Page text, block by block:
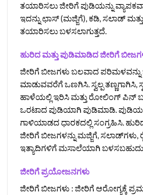
ತಯಾರಿಸಲು ಜೀರಿಗೆ ಪುಡಿಯನ್ನು
ಇದನ್ನು ಛಾಸ್ (ಮಜ್ಜಿಗೆ), ಕಡಿ, ಸಲಾಡ್ ಮತ್ತು
ತಯಾರಿಸಲು ಬಳಸಲಾಗುತ್ತದೆ.
ಹುರಿದ ಮತ್ತು ಪುಡಿಮಾಡಿದ ಜೀರಿಗೆ
ಜೀರಿಗೆ ಬೀಜಗಳು ಬಲವಾದ
ಮಾಡುವವರೆಗೆ ಒಣಗಿಸಿ. ಸ್ವಲ್ಪ ತಣ್ಣಗಾಗಿಸಿ,
ಹಾಳೆಯಲ್ಲಿ ಇರಿಸಿ ಮತ್ತು ರೋಲಿಂಗ್ ಪಿನ್
ಒರಟಾದ ಪುಡಿಯಾಗಿ ಪುಡಿಮಾಡಿ.
ಗಾಳಿಯಾಡದ ಧಾರಕದಲ್ಲಿ ಸಂಗ್ರಹಿಸಿ.
ಜೀರಿಗೆ ಬೀಜಗಳನ್ನು ಮಜ್ಜಿಗೆ, ಸಲಾಡ್‌ಗಳು,
ಇತ್ಯಾದಿಗಳಿಗೆ ಮಸಾಲೆಯಾಗಿ
ಜೀರಿಗೆ ಪ್ರಯೋಜನಗಳು
ಜೀರಿಗೆ ಬೀಜಗಳು : ಜೀರಿಗೆ ಆರೋಗ್ಯಕ್ಕೆ